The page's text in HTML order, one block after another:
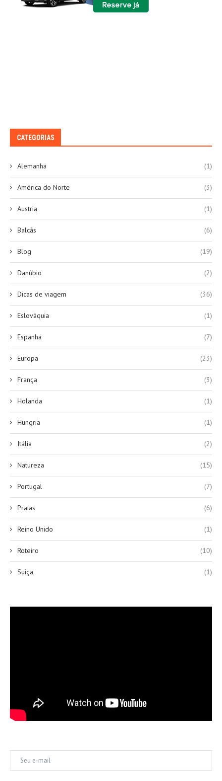
CATEGORIAS
Alemanha (1)
América do Norte (3)
Austria (1)
Balcãs (6)
Blog (19)
Danúbio (2)
Dicas de viagem (36)
Eslováquia (1)
Espanha (7)
Europa (23)
França (3)
Holanda (1)
Hungria (1)
Itália (2)
Natureza (15)
Portugal (7)
Praias (6)
Reino Unido (1)
Roteiro (10)
Suiça (1)